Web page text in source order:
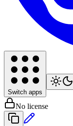
Switch apps
No license